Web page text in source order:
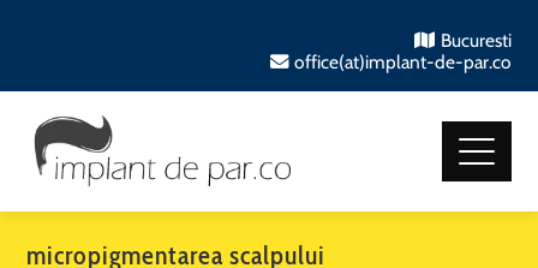
Bucuresti
office(at)implant-de-par.co
micropigmentarea scalpului